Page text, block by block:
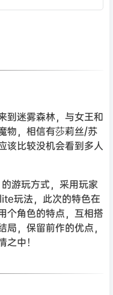
到迷雾森林，与女王和
物，相信有莎莉丝/苏
该比较没机会看到多人
游玩方式，采用玩家
玩法，此次的特色在
个角色的特点，互相搭
，保留前作的优点，
中！